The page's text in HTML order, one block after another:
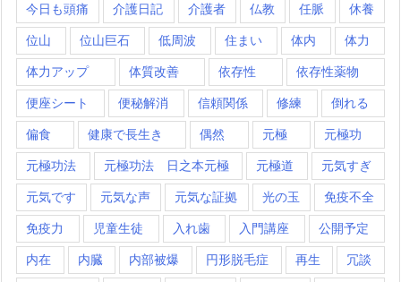
今日も頭痛 介護日記 介護者 仏教 任脈 休養
位山 位山巨石 低周波 住まい 体内 体力
体力アップ 体質改善 依存性 依存性薬物
便座シート 便秘解消 信頼関係 修練 倒れる
偏食 健康で長生き 偶然 元極 元極功
元極功法 元極功法 日之本元極 元極道 元気すぎ
元気です 元気な声 元気な証拠 光の玉 免疫不全
免疫力 児童生徒 入れ歯 入門講座 公開予定
内在 内臓 内部被爆 円形脱毛症 再生 冗談